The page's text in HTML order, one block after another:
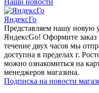
Наши новости
ЯндексГо
Представляем нашу новую
ЯндексGo! Оформите
течение двух часов мы
доступна в пределах г.
можно ознакомиться на
менеджеров магазина.
Подписка на новости